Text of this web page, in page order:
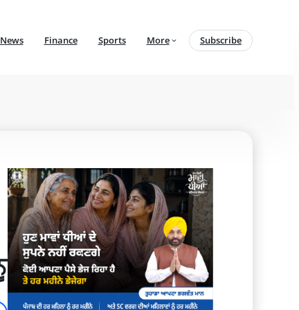
News Finance Sports More Subscribe